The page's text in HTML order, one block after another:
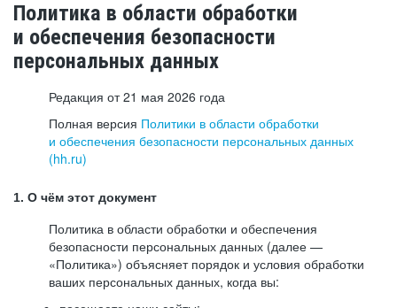
Политика в области обработки
и обеспечения безопасности
персональных данных
Редакция от 21 мая 2026 года
Полная версия Политики в области обработки
и обеспечения безопасности персональных данных
(hh.ru)
1. О чём этот документ
Политика в области обработки и обеспечения
безопасности персональных данных (далее —
«Политика») объясняет порядок и условия обработки
ваших персональных данных, когда вы: